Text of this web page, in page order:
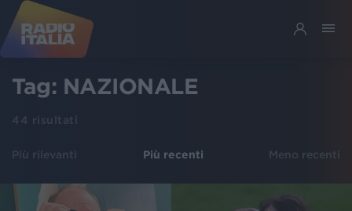
Tag: NAZIONALE
44 risultati
Più rilevanti Più recenti Meno recenti